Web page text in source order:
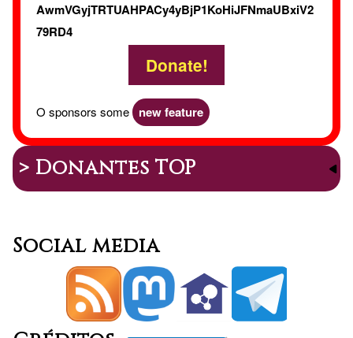
AwmVGyjTRTUAHPACy4yBjP1KoHiJFNmaUBxiV2
79RD4
Donate!
O sponsors some new feature
> Donantes TOP
Social media